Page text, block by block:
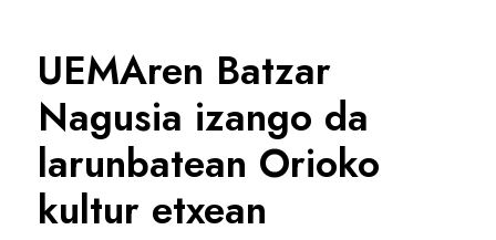
UEMAren Batzar
Nagusia izango da
larunbatean Orioko
kultur etxean